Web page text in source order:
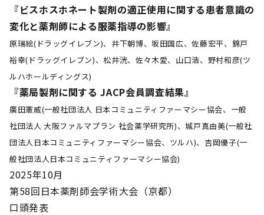
『ビスホスホネート製剤の適正使用に関する患者意識の
変化と薬剤師による服薬指導の影響』
原瑞絵(ドラッグイレブン)、井下朝博、坂田国広、佐藤宏平、錦戸
裕幸(ドラッグイレブン)、松井洸、佐々木愛、山口浩、野村和彦(ツ
ルハホールディングス)
『薬局製剤に関する JACP会員調査結果』
廣田憲威(一般社団法人 日本コミュニティファーマシー協会、一般
社団法人 大阪ファルマプラン 社会薬学研究所)、城戸真由美(一般社
団法人日本コミュニティファーマシー協会、ツルハ)、吉岡優子(一
般社団法人日本コミュニティファーマシー協会)
2025年10月
第58回日本薬剤師会学術大会（京都）
口頭発表